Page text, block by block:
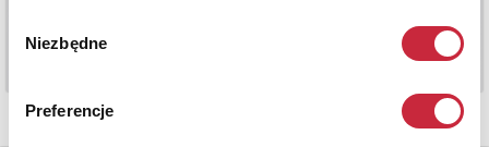
zgody
Niezbędne
Preferencje